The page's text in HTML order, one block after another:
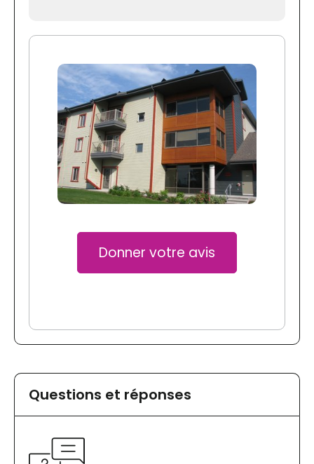
Donner votre avis
Questions et réponses